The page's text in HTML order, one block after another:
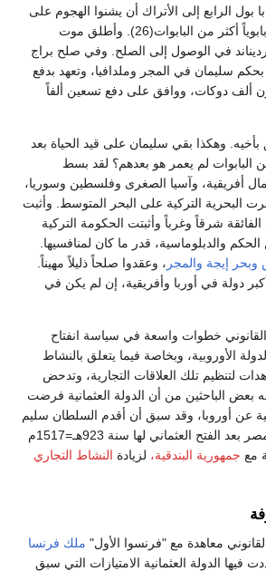
بول الرابع إلى الأتراك أن يشنوا الهجوم على
فيليب الثاني الذي كان بابوياً أكثر من البابوات(26). وأطلق موت
في الوصول إلى الصلح. وفي صلح براج
بحكم سليمان في المجر وملدافيا، وتعهد بدفع
ألف دوكات، ووافق على دفع تسعين ألفاً
وهكذا بقي سليمان على قيد الحياة بعد
البابوات لم يعمر هو بعدهم؟ لقد بسط
أفريقية، وآسيا الصغرى وفلسطين وسوريا،
البحرية التركية على البحر المتوسط. وأثبت
شرقاً وغرباً وأثبتت الحكومة التركية
والدبلوماسية، قدر ما كان لمنافسيها.
وبحر إيجة والمجر ، وعقدوا صلحاً ذليلاً مهيناً.
دولة في أوربا وأفريقية، إن لم يكن في
خطوات واسعة في سياسة انفتاح
الأوروبية، وبخاصة فيما يتعلق بالنشاط
لتنظيم تلك العلاقات التجارية، وتدحض
بعض الباحثين من أن الدولة العثمانية فرضت
عن أوروبا، وقد سبق أن أقدم السلطان سليم
الأول في أثناء إقامته بمصر بعد الفتح العثماني لها سنة 923هـ=1517م
مع جمهورية البندقية، لزيادة النشاط التجاري
معاهدة مع "فرنسوا الأول" ملك فرنسا
فيها الدولة العثمانية الامتيازات التي سبق